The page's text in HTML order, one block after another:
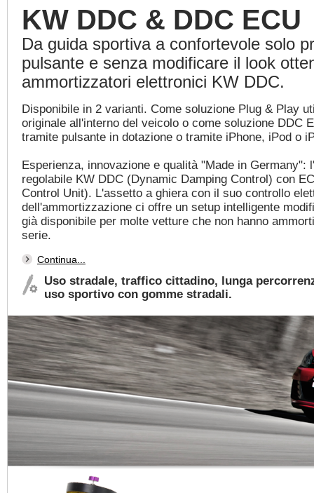
KW DDC & DDC ECU
Da guida sportiva a confortevole solo
pulsante e senza modificare il look
ammortizzatori elettronici KW DDC.
Disponibile in 2 varianti. Come soluzione Plug & Play
originale all'interno del veicolo o come soluzione DDC
tramite pulsante in dotazione o tramite iPhone, iPod o
Esperienza, innovazione e qualità "Made in Germany":
regolabile KW DDC (Dynamic Damping Control) con
Control Unit). L'assetto a ghiera con il suo controllo
dell'ammortizzazione ci offre un setup intelligente
già disponibile per molte vetture che non hanno
serie.
Continua...
Uso stradale, traffico cittadino, lunga
uso sportivo con gomme stradali.